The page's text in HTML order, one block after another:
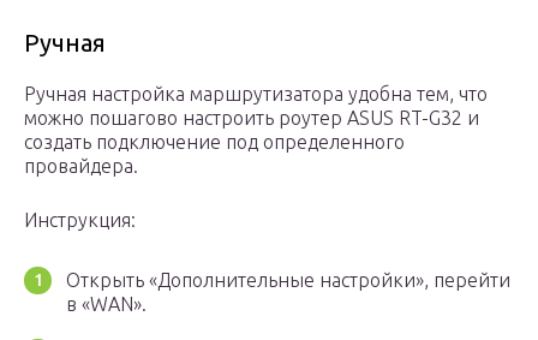
Ручная
Ручная настройка маршрутизатора удобна тем, что
можно пошагово настроить роутер ASUS RT-G32 и
создать подключение под определенного
провайдера.
Инструкция:
Открыть «Дополнительные настройки», перейти
в «WAN».